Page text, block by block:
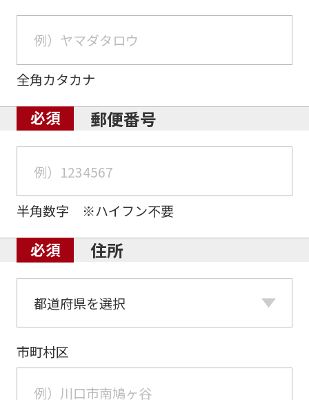
全角カタカナ
郵便番号
半角数字 ※ハイフン不要
住所
市町村区